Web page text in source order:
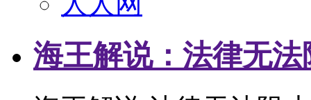
海王解说：法律无